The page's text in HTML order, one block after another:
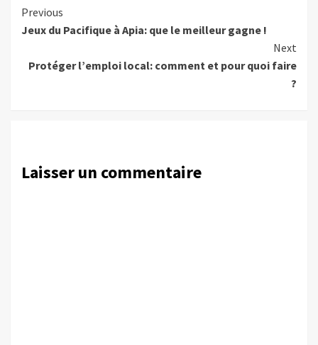
Continue
Reading
Previous
Jeux du Pacifique à Apia: que le meilleur gagne !
Next
Protéger l’emploi local: comment et pour quoi faire
?
Laisser un commentaire